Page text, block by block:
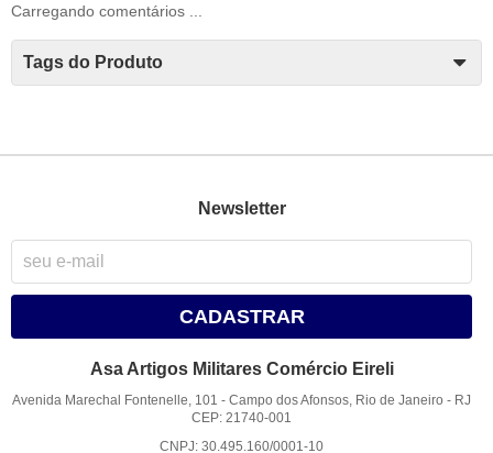
Carregando comentários ...
Tags do Produto
Newsletter
CADASTRAR
Asa Artigos Militares Comércio Eireli
Avenida Marechal Fontenelle, 101 -Campo dos Afonsos, Rio de Janeiro - RJ
CEP: 21740-001
CNPJ: 30.495.160/0001-10